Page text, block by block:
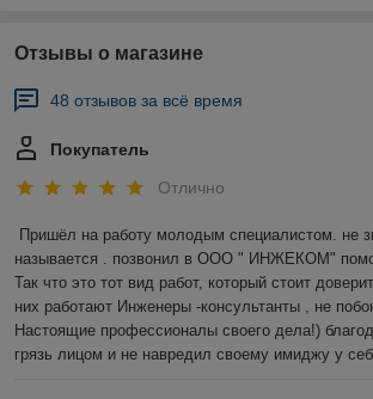
Отзывы о магазине
48 отзывов за всё время
Покупатель
Отлично
Пришёл на работу молодым специалистом. не
называется . позвонил в ООО " ИНЖЕКОМ"
Так что это тот вид работ, который стоит
них работают Инженеры -консультанты , не
Настоящие профессионалы своего дела!)
грязь лицом и не навредил своему имиджу у